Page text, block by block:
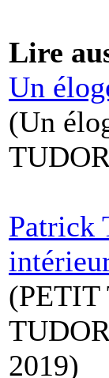
Lire
Un
(Un
Patrick
(PETIT
2019)